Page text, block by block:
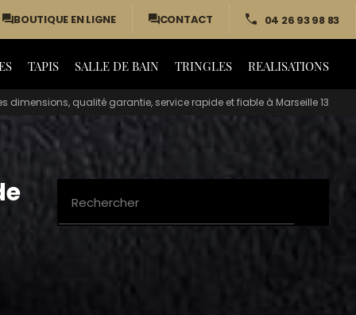
BOUTIQUE EN LIGNE CONTACT 04 26 93 98 83
TAPIS SALLE DE BAIN TRINGLES REALISATIONS
qualité garantie, service rapide et fiable à Marseille 13
Rechercher